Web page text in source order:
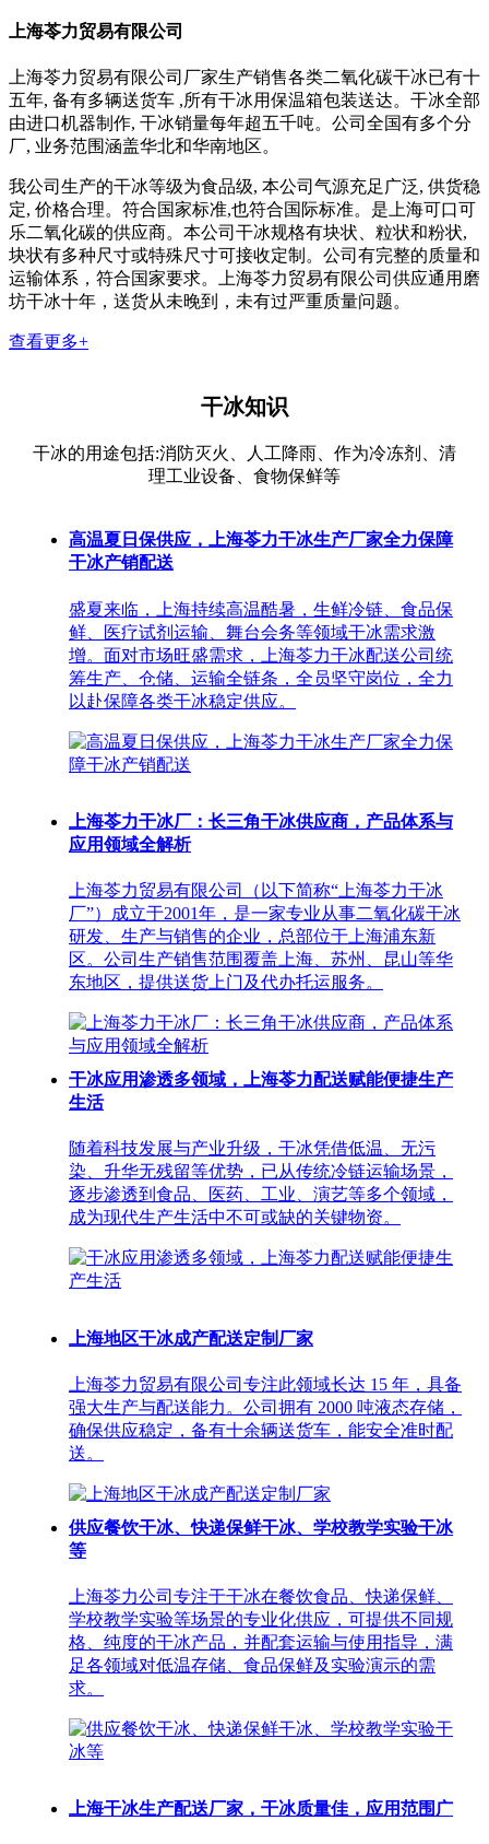
上海苓力贸易有限公司
上海苓力贸易有限公司厂家生产销售各类二氧化碳干冰已有十
五年, 备有多辆送货车 ,所有干冰用保温箱包装送达。干冰全部
由进口机器制作, 干冰销量每年超五千吨。公司全国有多个分
厂, 业务范围涵盖华北和华南地区。
我公司生产的干冰等级为食品级, 本公司气源充足广泛, 供货稳
定, 价格合理。符合国家标准,也符合国际标准。是上海可口可
乐二氧化碳的供应商。本公司干冰规格有块状、粒状和粉状,
块状有多种尺寸或特殊尺寸可接收定制。公司有完整的质量和
运输体系，符合国家要求。上海苓力贸易有限公司供应通用磨
坊干冰十年，送货从未晚到，未有过严重质量问题。
查看更多+
干冰知识
干冰的用途包括:消防灭火、人工降雨、作为冷冻剂、清
理工业设备、食物保鲜等
高温夏日保供应，上海苓力干冰生产厂家全力保障
干冰产销配送
盛夏来临，上海持续高温酷暑，生鲜冷链、食品保
鲜、医疗试剂运输、舞台会务等领域干冰需求激
增。面对市场旺盛需求，上海苓力干冰配送公司统
筹生产、仓储、运输全链条，全员坚守岗位，全力
以赴保障各类干冰稳定供应。
上海苓力干冰厂：长三角干冰供应商，产品体系与
应用领域全解析
上海苓力贸易有限公司（以下简称“上海苓力干冰
厂”）成立于2001年，是一家专业从事二氧化碳干冰
研发、生产与销售的企业，总部位于上海浦东新
区。公司生产销售范围覆盖上海、苏州、昆山等华
东地区，提供送货上门及代办托运服务。
干冰应用渗透多领域，上海苓力配送赋能便捷生产
生活
随着科技发展与产业升级，干冰凭借低温、无污
染、升华无残留等优势，已从传统冷链运输场景，
逐步渗透到食品、医药、工业、演艺等多个领域，
成为现代生产生活中不可或缺的关键物资。
上海地区干冰成产配送定制厂家
上海苓力贸易有限公司专注此领域长达 15 年，具备
强大生产与配送能力。公司拥有 2000 吨液态存储，
确保供应稳定，备有十余辆送货车，能安全准时配
送。
供应餐饮干冰、快递保鲜干冰、学校教学实验干冰
等
上海苓力公司专注于干冰在餐饮食品、快递保鲜、
学校教学实验等场景的专业化供应，可提供不同规
格、纯度的干冰产品，并配套运输与使用指导，满
足各领域对低温存储、食品保鲜及实验演示的需
求。
上海干冰生产配送厂家，干冰质量佳，应用范围广